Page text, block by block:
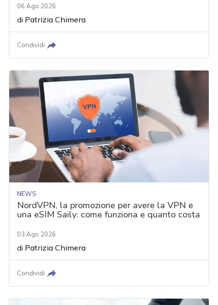
06 Ago 2026
di Patrizia Chimera
Condividi
NEWS
NordVPN, la promozione per avere la VPN e
una eSIM Saily: come funziona e quanto costa
03 Ago 2026
di Patrizia Chimera
Condividi